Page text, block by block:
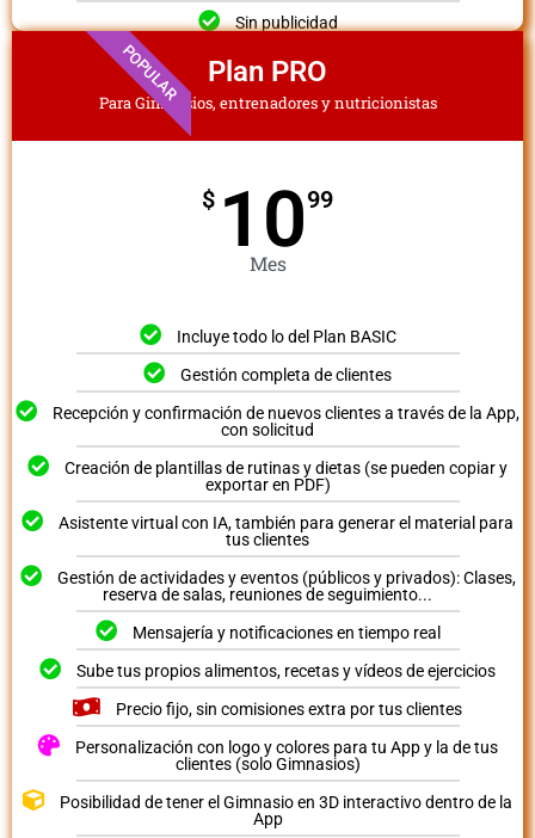
Sin publicidad
POPULAR Plan PRO
Para Gimnasios, entrenadores y nutricionistas
$ 1099
Mes
Incluye todo lo del Plan BASIC
Gestión completa de clientes
Recepción y confirmación de nuevos clientes a través de la App,
con solicitud
Creación de plantillas de rutinas y dietas (se pueden copiar y
exportar en PDF)
Asistente virtual con IA, también para generar el material para
tus clientes
Gestión de actividades y eventos (públicos y privados): Clases,
reserva de salas, reuniones de seguimiento...
Mensajería y notificaciones en tiempo real
Sube tus propios alimentos, recetas y vídeos de ejercicios
Precio fijo, sin comisiones extra por tus clientes
Personalización con logo y colores para tu App y la de tus
clientes (solo Gimnasios)
Posibilidad de tener el Gimnasio en 3D interactivo dentro de la
App